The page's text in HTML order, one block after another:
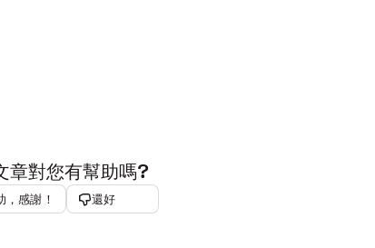
章對您有幫助嗎?
，感謝！ 還好